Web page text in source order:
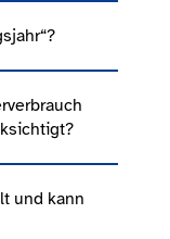
und kann